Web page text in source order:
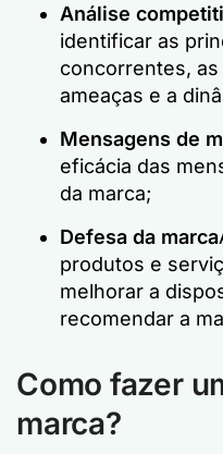
Análise
identificar as
concorrentes,
ameaças e a
Mensagens de
eficácia das
da marca;
Defesa da marca
produtos e
melhorar a
recomendar a
Como fazer
marca?